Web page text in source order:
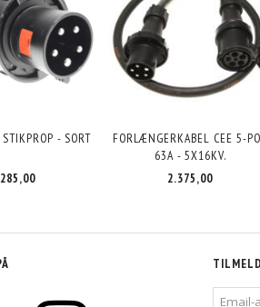
- SORT
285,00
FORLÆNGERKABEL CEE 5-
63A - 5X16KV.
2.375,00
EMAIL-